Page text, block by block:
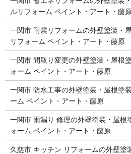
ルリフォーム ペイント・アート・藤
一関市 耐震リフォームの外壁塗装・
リフォーム ペイント・アート・藤原
一関市 間取り変更の外壁塗装・屋根
ォーム ペイント・アート・藤原
一関市 防水工事の外壁塗装・屋根塗
ーム ペイント・アート・藤原
一関市 雨漏り 修理の外壁塗装・屋根
ォーム ペイント・アート・藤原
久慈市 キッチン リフォームの外壁塗